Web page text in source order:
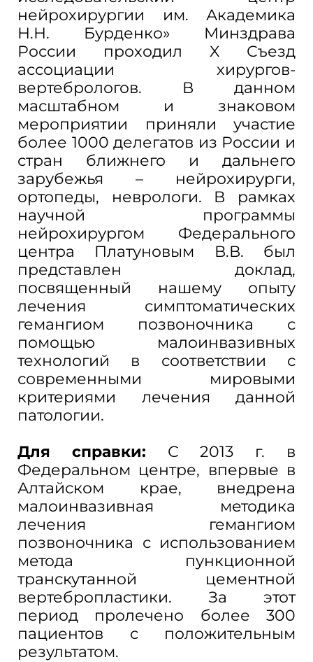
нейрохирургии им. Академика
Н.Н. Бурденко» Минздрава
России проходил X Съезд
ассоциации хирургов-
вертебрологов. В данном
масштабном и знаковом
мероприятии приняли участие
более 1000 делегатов из России и
стран ближнего и дальнего
зарубежья – нейрохирурги,
ортопеды, неврологи. В рамках
научной программы
нейрохирургом Федерального
центра Платуновым В.В. был
представлен доклад,
посвященный нашему опыту
лечения симптоматических
гемангиом позвоночника с
помощью малоинвазивных
технологий в соответствии с
современными мировыми
критериями лечения данной
патологии.
Для справки: С 2013 г. в
Федеральном центре, впервые в
Алтайском крае, внедрена
малоинвазивная методика
лечения гемангиом
позвоночника с использованием
метода пункционной
транскутанной цементной
вертебропластики. За этот
период пролечено более 300
пациентов с положительным
результатом.